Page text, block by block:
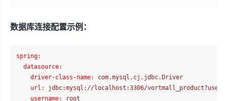
数据库连接配置示例：
spring:
datasource:
driver-class-name:
com.mysql.cj.jdbc.Driver
url:
jdbc:mysql://localhost:3306/
username:
root